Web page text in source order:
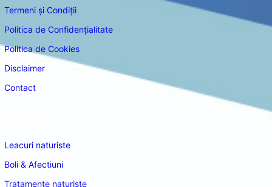
Termeni și Condiții
Politica de Confidențialitate
Politica de Cookies
Disclaimer
Contact
Leacuri naturiste
Boli & Afectiuni
Tratamente naturiste